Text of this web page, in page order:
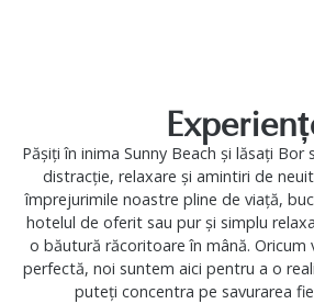
Pășiți în inima Sunny Beach și lăsați
distracție, relaxare și amintiri de
împrejurimile noastre pline de viață,
hotelul de oferit sau pur și simplu
o băutură răcoritoare în mână. Oricum
perfectă, noi suntem aici pentru a o
puteți concentra pe savurarea